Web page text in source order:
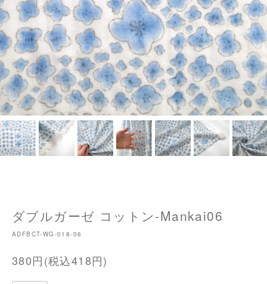
ダブルガーゼ コットン-Mankai06
ADFBCT-WG-018-06
380円(税込418円)